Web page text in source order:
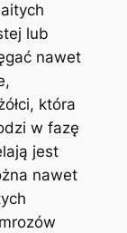
lub
nawet
która
w fazę
jest
nawet